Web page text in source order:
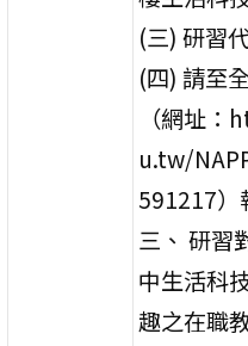
(三) 研習
(四) 請至
（網址
u.tw/
591217）
三、 研習
中生活科
趣之在職